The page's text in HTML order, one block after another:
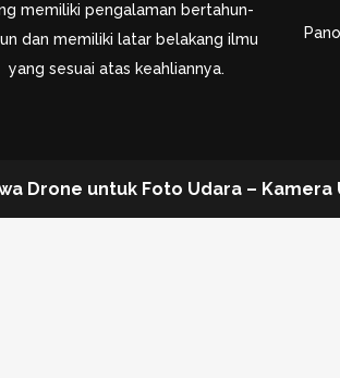
memiliki pengalaman bertahun-
dan memiliki latar belakang ilmu
yang sesuai atas keahliannya.
Drone untuk Foto Udara – Kamera